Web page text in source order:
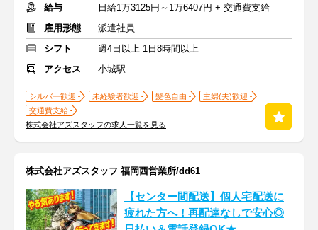
給与
日給1万3125円～1万6407円 + 交通費支給
雇用形態
派遣社員
シフト
週4日以上 1日8時間以上
アクセス
小城駅
シルバー歓迎 未経験者歓迎 髪色自由
主婦(夫)歓迎
交通費支給
株式会社アズスタッフの求人一覧を見る
株式会社アズスタッフ 福岡西営業所/dd61
【センター間配送】個人宅配送に
疲れた方へ！再配達なしで安心◎